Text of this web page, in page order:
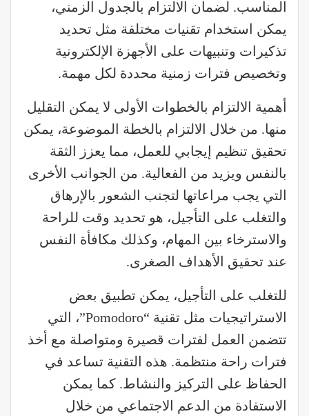
المناسب. لضمان الالتزام بالجدول الزمني،
يمكن استخدام تقنيات مختلفة مثل تحديد
تذكيرات وتنبيهات على الأجهزة الإلكترونية
وتخصيص فترات زمنية محددة لكل مهمة.
أهمية الالتزام بالخطوات الأولى لا يمكن التقليل
منها. من خلال الالتزام بالخطة الموضوعة، يمكن
تحقيق تنظيم إيجابي للعمل، مما يعزز الثقة
بالنفس ويزيد من الفعالية. من الجوانب الأخرى
التي يجب مراعاتها لتجنب الشعور بالإرهاق
والتغلب على التأجيل، هو تحديد وقت للراحة
والاسترخاء بين المهام، وكذلك مكافأة النفس
عند تحقيق الأهداف الصغرى.
للتغلب على التأجيل، يمكن تطبيق بعض
الاستراتيجيات مثل تقنية “Pomodoro”، التي
تتضمن العمل لفترات قصيرة ومتواصلة مع أخذ
فترات راحة منتظمة. هذه التقنية تساعد في
الحفاظ على التركيز والنشاط. كما يمكن
الاستفادة من الدعم الاجتماعي من خلال